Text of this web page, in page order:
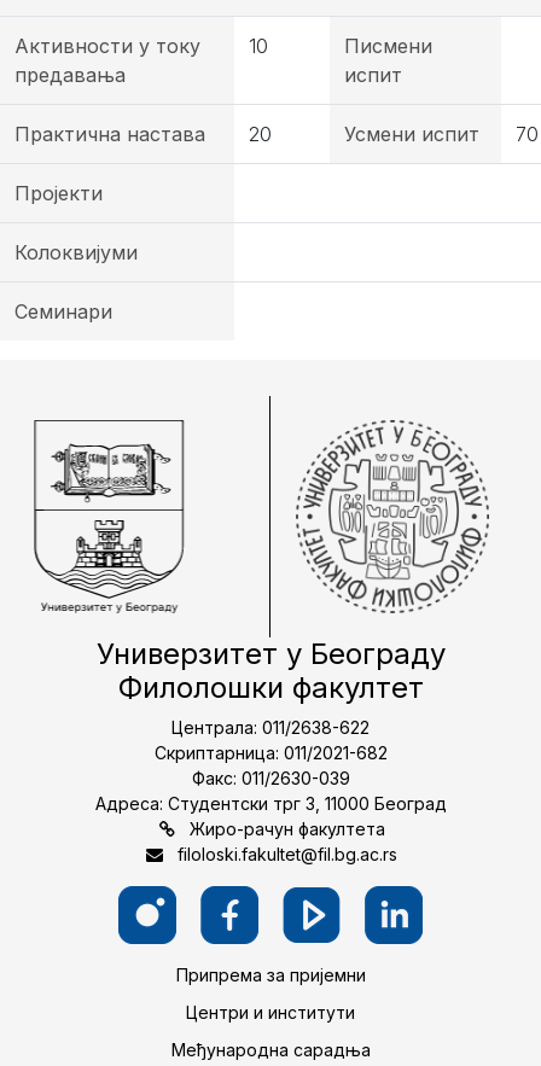
Активности у току
предавања
10
Писмени
испит
Практична настава 20 Усмени испит 70
Пројекти
Колоквијуми
Семинари
Универзитет у Београду
Филолошки факултет
Централа: 011/2638-622
Скриптарница: 011/2021-682
Факс: 011/2630-039
Адреса: Студентски трг 3, 11000 Београд
Жиро-рачун факултета
filoloski.fakultet@fil.bg.ac.rs
Припрема за пријемни
Центри и институти
Међународна сарадња